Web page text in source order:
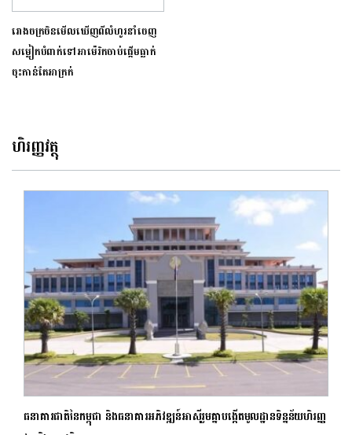
រោងចក្រចិនមើលឃើញពីលំហូរនាំចេញ
សម្លៀកបំពាក់ទៅអាម៉េរិកចាប់ផ្តើមធ្លាក់
ចុះកាន់តែអាក្រក់
ហិរញ្ញវត្ថុ
ធនាគារជាតិនៃកម្ពុជា និងធនាគារអភិវឌ្ឍន៍អាស៊ីរួមគ្នាបង្កើតមូលដ្ឋានទិន្នន័យហិរញ្ញ